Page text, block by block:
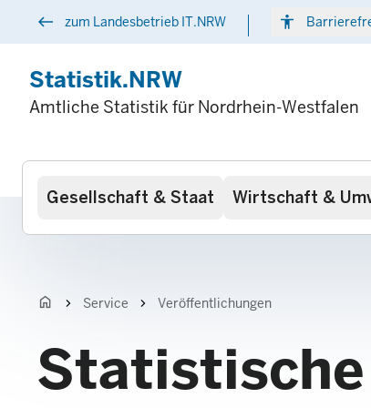
west zum Landesbetrieb IT.NRW accessibility
Statistik.NRW
Amtliche Statistik für Nordrhein-Westfalen
Hauptnavigation
Gesellschaft & Staat Wirtschaft &
home chevron_right Service chevron_right Veröffentlichungen